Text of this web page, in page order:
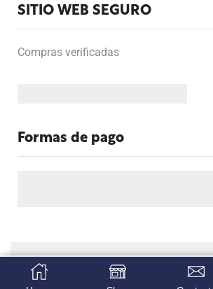
SITIO WEB SEGURO
Compras verificadas
Formas de pago
Copyright Fervicom.com. Todos los
© 2026Diseño tiendas
SELECCIONAR OPCIONES